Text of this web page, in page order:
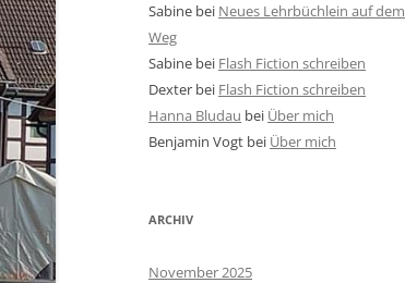
VON DER VERANSTALTUNG ZUR
SCHLAGZEILE
Sabine bei Neues Lehrbüchlein auf dem
Weg
Sabine bei Flash Fiction schreiben
Dexter bei Flash Fiction schreiben
Hanna Bludau bei Über mich
Benjamin Vogt bei Über mich
ARCHIV
November 2025